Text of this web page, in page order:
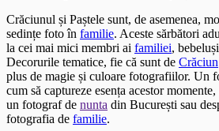
Crăciunul și Paștele sunt, de asemenea,
sedințe foto în familie. Aceste sărbători
la cei mai mici membri ai familiei,
Decorurile tematice, fie că sunt de Crăciun
plus de magie și culoare fotografiilor. Un
cum să captureze esența acestor
un fotograf de nunta din București sau
fotografia de familie.